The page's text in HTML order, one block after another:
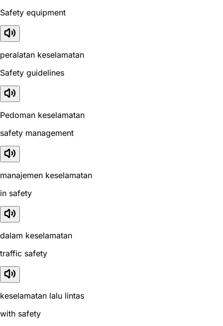
Safety equipment
peralatan keselamatan
Safety guidelines
Pedoman keselamatan
safety management
manajemen keselamatan
in safety
dalam keselamatan
traffic safety
keselamatan lalu lintas
with safety